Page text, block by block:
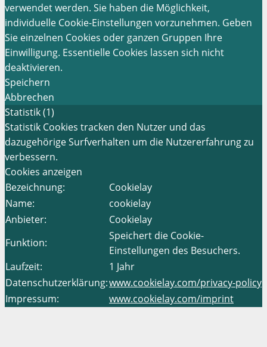
verwendet werden. Sie haben die Möglichkeit,
individuelle Cookie-Einstellungen vorzunehmen. Geben
Sie einzelnen Cookies oder ganzen Gruppen Ihre
Einwilligung. Essentielle Cookies lassen sich nicht
deaktivieren.
Speichern
Abbrechen
Statistik (1)
Statistik Cookies tracken den Nutzer und das
dazugehörige Surfverhalten um die Nutzererfahrung zu
verbessern.
Cookies anzeigen
Bezeichnung:
Cookielay
Name:
cookielay
Anbieter:
Cookielay
Funktion:
Speichert die Cookie-
Einstellungen des Besuchers.
Laufzeit:
1 Jahr
Datenschutzerklärung:www.cookielay.com/privacy-policy
Impressum:
www.cookielay.com/imprint